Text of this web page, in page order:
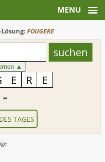
Lösung:FOUGERE
▲
-
TAGES